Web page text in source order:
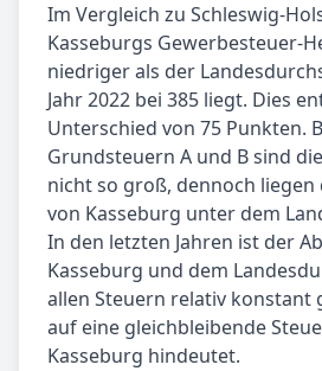
Im Vergleich zu Schleswig-
Kasseburgs Gewerbesteuer-
niedriger als der
Jahr 2022 bei 385 liegt. Dies
Unterschied von 75 Punkten.
Grundsteuern A und B sind
nicht so groß, dennoch liegen
von Kasseburg unter dem
In den letzten Jahren ist der
Kasseburg und dem
allen Steuern relativ konstant
auf eine gleichbleibende
Kasseburg hindeutet.